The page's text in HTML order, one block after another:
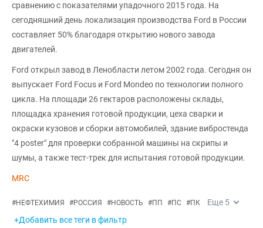
сравнению с показателями упадочного 2015 года. На
сегодняшний день локализация производства Ford в России
составляет 50% благодаря открытию нового завода
двигателей.
Ford открыл завод в Ленобласти летом 2002 года. Сегодня он
выпускает Ford Focus и Ford Mondeo по технологии полного
цикла. На площади 26 гектаров расположены склады,
площадка хранения готовой продукции, цеха сварки и
окраски кузовов и сборки автомобилей, здание вибростенда
"4 poster" для проверки собранной машины на скрипы и
шумы, а также тест-трек для испытания готовой продукции.
MRC
#НЕФТЕХИМИЯ #РОССИЯ #НОВОСТЬ #ПП #ПС #ПК Еще 5
+Добавить все теги в фильтр